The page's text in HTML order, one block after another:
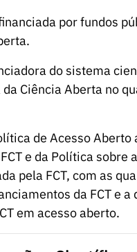
por fundos
do sistema
Ciência Aberta no
de Acesso
e da Política sobre
pela FCT, com as
da FCT e
em acesso aberto.